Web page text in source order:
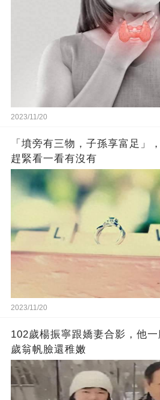
2023/11/20
「墳旁有三物，子孫享富足」
趕緊看一看有沒有
2023/11/20
102歲楊振寧跟嬌妻合影，他
歲翁帆臉還稚嫩